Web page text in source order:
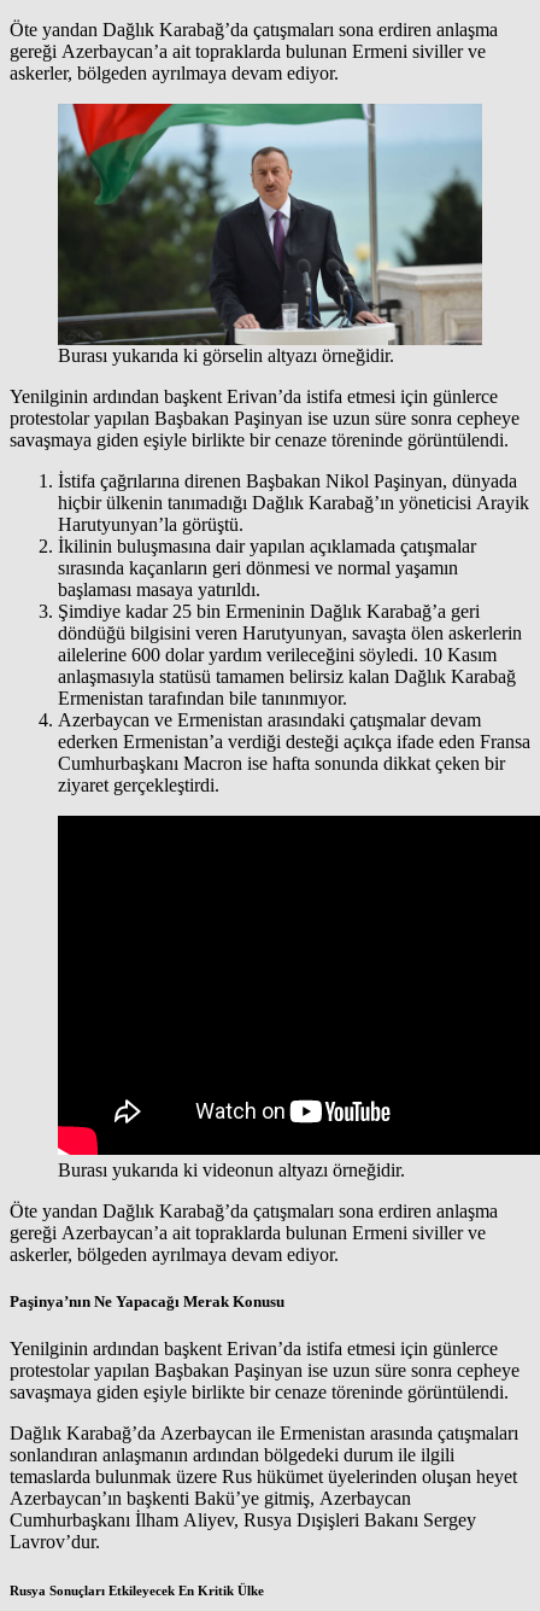
Öte yandan Dağlık Karabağ’da çatışmaları sona erdiren anlaşma
gereği Azerbaycan’a ait topraklarda bulunan Ermeni siviller ve
askerler, bölgeden ayrılmaya devam ediyor.
Burası yukarıda ki görselin altyazı örneğidir.
Yenilginin ardından başkent Erivan’da istifa etmesi için günlerce
protestolar yapılan Başbakan Paşinyan ise uzun süre sonra cepheye
savaşmaya giden eşiyle birlikte bir cenaze töreninde görüntülendi.
İstifa çağrılarına direnen Başbakan Nikol Paşinyan, dünyada
hiçbir ülkenin tanımadığı Dağlık Karabağ’ın yöneticisi Arayik
Harutyunyan’la görüştü.
İkilinin buluşmasına dair yapılan açıklamada çatışmalar
sırasında kaçanların geri dönmesi ve normal yaşamın
başlaması masaya yatırıldı.
Şimdiye kadar 25 bin Ermeninin Dağlık Karabağ’a geri
döndüğü bilgisini veren Harutyunyan, savaşta ölen askerlerin
ailelerine 600 dolar yardım verileceğini söyledi. 10 Kasım
anlaşmasıyla statüsü tamamen belirsiz kalan Dağlık Karabağ
Ermenistan tarafından bile tanınmıyor.
Azerbaycan ve Ermenistan arasındaki çatışmalar devam
ederken Ermenistan’a verdiği desteği açıkça ifade eden Fransa
Cumhurbaşkanı Macron ise hafta sonunda dikkat çeken bir
ziyaret gerçekleştirdi.
Burası yukarıda ki videonun altyazı örneğidir.
Öte yandan Dağlık Karabağ’da çatışmaları sona erdiren anlaşma
gereği Azerbaycan’a ait topraklarda bulunan Ermeni siviller ve
askerler, bölgeden ayrılmaya devam ediyor.
Paşinya’nın Ne Yapacağı Merak Konusu
Yenilginin ardından başkent Erivan’da istifa etmesi için günlerce
protestolar yapılan Başbakan Paşinyan ise uzun süre sonra cepheye
savaşmaya giden eşiyle birlikte bir cenaze töreninde görüntülendi.
Dağlık Karabağ’da Azerbaycan ile Ermenistan arasında çatışmaları
sonlandıran anlaşmanın ardından bölgedeki durum ile ilgili
temaslarda bulunmak üzere Rus hükümet üyelerinden oluşan heyet
Azerbaycan’ın başkenti Bakü’ye gitmiş, Azerbaycan
Cumhurbaşkanı İlham Aliyev, Rusya Dışişleri Bakanı Sergey
Lavrov’dur.
Rusya Sonuçları Etkileyecek En Kritik Ülke